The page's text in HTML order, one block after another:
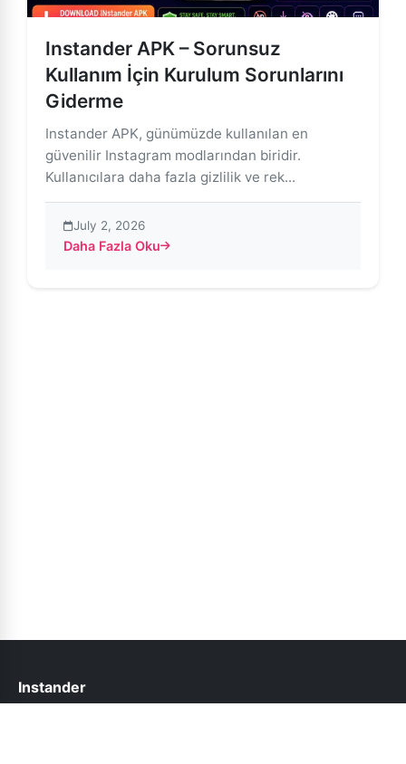
Instander APK – Sorunsuz
Kullanım İçin Kurulum Sorunlarını
Giderme
Instander APK, günümüzde kullanılan en
güvenilir Instagram modlarından biridir.
Kullanıcılara daha fazla gizlilik ve rek...
July 2, 2026
Daha Fazla Oku
about Instander APK – Sorunsuz Kullanım İçin
Instander